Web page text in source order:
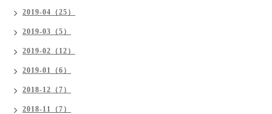
2019-04（25）
2019-03（5）
2019-02（12）
2019-01（6）
2018-12（7）
2018-11（7）